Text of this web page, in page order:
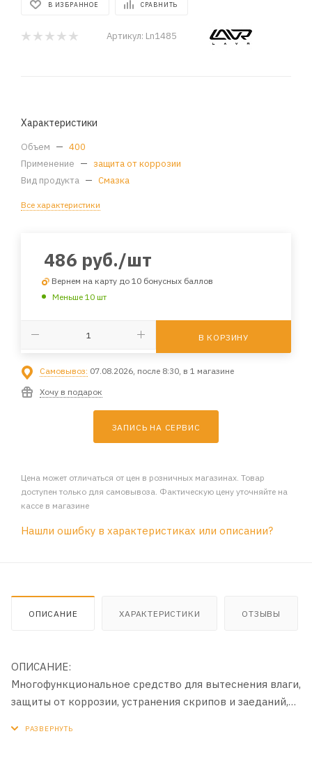
В ИЗБРАННОЕ СРАВНИТЬ
Артикул: Ln1485
Характеристики
Объем — 400
Применение — защита от коррозии
Вид продукта — Смазка
Все характеристики
486 руб./шт
Вернем на карту до 10 бонусных баллов
Меньше 10 шт
В КОРЗИНУ
Самовывоз: 07.08.2026, после 8:30, в 1 магазине
Хочу в подарок
ЗАПИСЬ НА СЕРВИС
Цена может отличаться от цен в розничных магазинах. Товар
доступен только для самовывоза. Фактическую цену уточняйте на
кассе в магазине
Нашли ошибку в характеристиках или описании?
ОПИСАНИЕ ХАРАКТЕРИСТИКИ ОТЗЫВЫ
ОПИСАНИЕ:
Многофункциональное средство для вытеснения влаги,
защиты от коррозии, устранения скрипов и заеданий,